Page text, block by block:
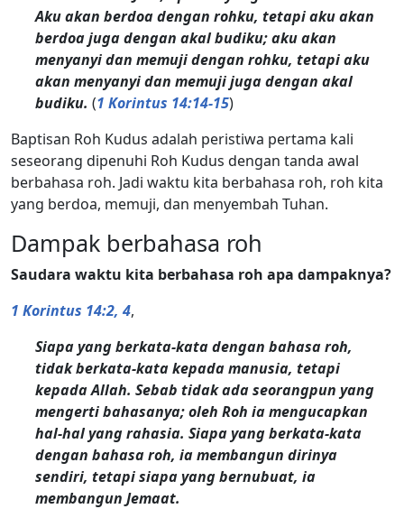
Aku akan berdoa dengan rohku, tetapi aku akan
berdoa juga dengan akal budiku; aku akan
menyanyi dan memuji dengan rohku, tetapi aku
akan menyanyi dan memuji juga dengan akal
budiku. (1 Korintus 14:14-15)
Baptisan Roh Kudus adalah peristiwa pertama kali
seseorang dipenuhi Roh Kudus dengan tanda awal
berbahasa roh. Jadi waktu kita berbahasa roh, roh kita
yang berdoa, memuji, dan menyembah Tuhan.
Dampak berbahasa roh
Saudara waktu kita berbahasa roh apa dampaknya?
1 Korintus 14:2, 4,
Siapa yang berkata-kata dengan bahasa roh,
tidak berkata-kata kepada manusia, tetapi
kepada Allah. Sebab tidak ada seorangpun yang
mengerti bahasanya; oleh Roh ia mengucapkan
hal-hal yang rahasia. Siapa yang berkata-kata
dengan bahasa roh, ia membangun dirinya
sendiri, tetapi siapa yang bernubuat, ia
membangun Jemaat.